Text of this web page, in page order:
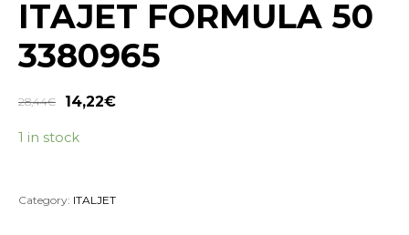
ITAJET FORMULA 50
3380965
28,44€ 14,22€
1 in stock
Category: ITALJET